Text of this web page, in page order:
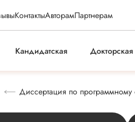
КонтактыАвторамПартнерам
Кандидатская Докторская
Диссертация по